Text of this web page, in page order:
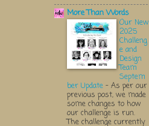
More Than Words
Our New
2025
Challeng
e and
Design
Team
Septem
ber Update - As per our
previous post, we made
some changes to how
our challenge is run.
The challenge currently